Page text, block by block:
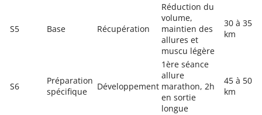
S5 Base Récupération
Réduction du
volume,
maintien des
allures et
muscu légère
30 à 35
km
S6
Préparation
spécifique
Développement
1ère séance
allure
marathon, 2h
en sortie
longue
45 à 50
km